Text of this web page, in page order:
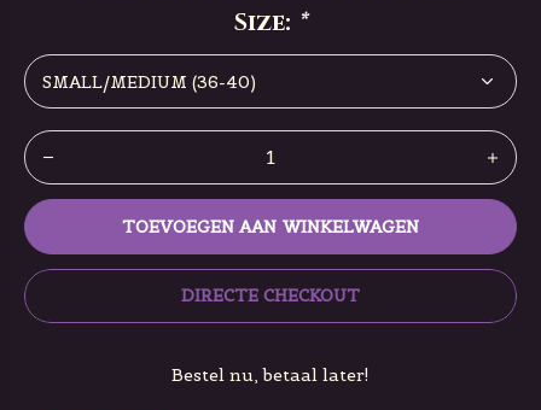
Size: *
TOEVOEGEN AAN WINKELWAGEN
DIRECTE CHECKOUT
Bestel nu, betaal later!